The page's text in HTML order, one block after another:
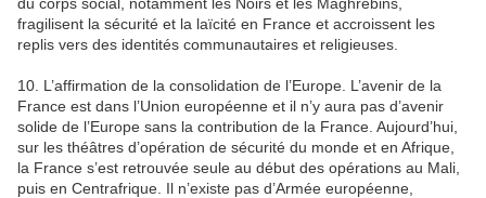
fragilisent la sécurité et la laïcité en France et accroissent les
replis vers des identités communautaires et religieuses.
10. L’affirmation de la consolidation de l’Europe. L’avenir de la
France est dans l’Union européenne et il n’y aura pas d’avenir
solide de l’Europe sans la contribution de la France. Aujourd’hui,
sur les théâtres d’opération de sécurité du monde et en Afrique,
la France s’est retrouvée seule au début des opérations au Mali,
puis en Centrafrique. Il n’existe pas d’Armée européenne,